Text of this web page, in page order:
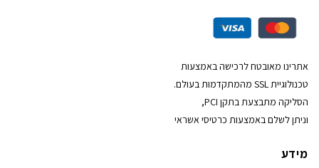
אתרינו מאובטח לרכישה באמצעות
טכנולוגיית SSL מהמתקדמות בעולם.
הסליקה מתבצעת בתקן PCI,
וניתן לשלם באמצעות כרטיסי אשראי
מידע